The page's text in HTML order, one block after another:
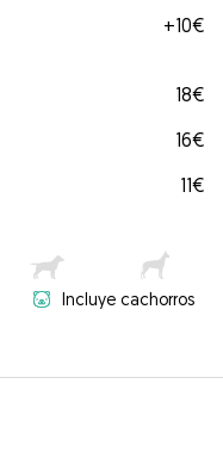
+10€
18€
16€
11€
Incluye cachorros